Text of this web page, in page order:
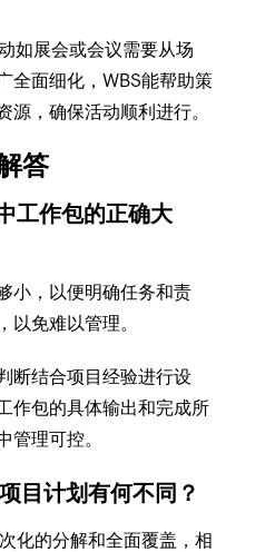
如展会或会议需要从场
全面细化，WBS能帮助策
源，确保活动顺利进行。
答
工作包的正确大
小，以便明确任务和责
以免难以管理。
断结合项目经验进行设
作包的具体输出和完成所
管理可控。
目计划有何不同？
化的分解和全面覆盖，相